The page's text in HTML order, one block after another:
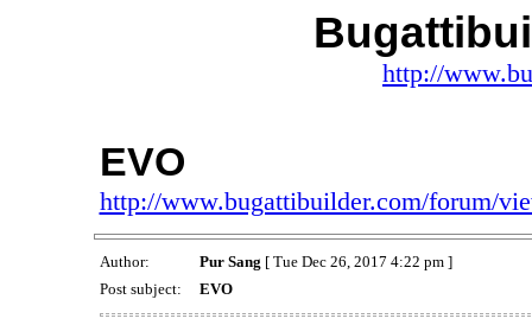
http://
EVO
http://www.bugattibuilder.com/forum/
Author: Pur Sang [ Tue Dec 26, 2017 4:22 pm ]
Post subject:
EVO